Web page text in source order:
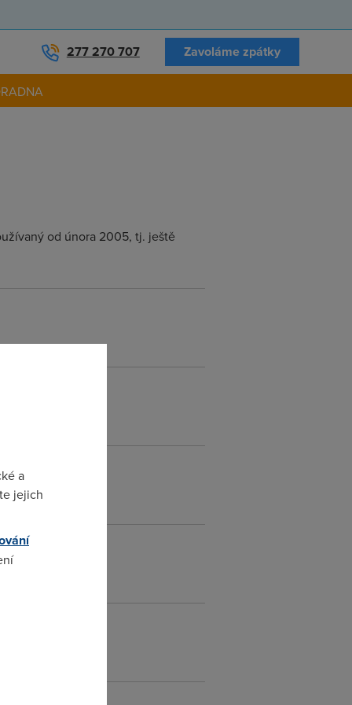
277 270 707 Zavoláme zpátky
od února 2005, tj. ještě
a
jejich